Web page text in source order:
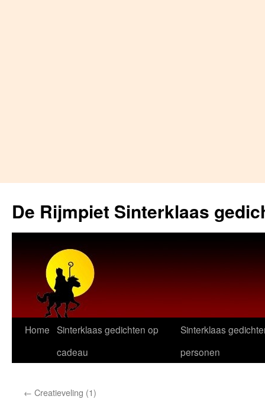
content
De Rijmpiet Sinterklaas
Home Sinterklaas gedichten op
cadeau
Sinterklaas
personen
← Creatieveling (1)